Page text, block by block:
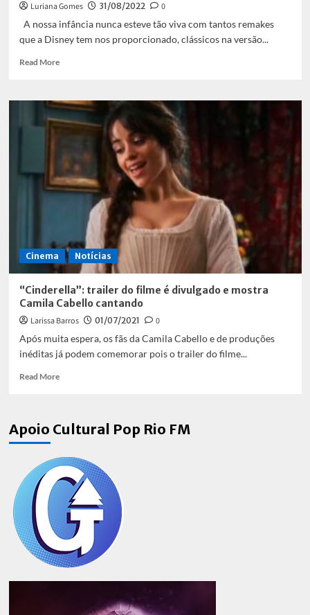
Luriana Gomes 31/08/2022
0
A nossa infância nunca esteve tão viva com tantos remakes
que a Disney tem nos proporcionado, clássicos na versão...
Read MoreRead
Pinóquio:
Disney
lança
action
cheio
de
nostalgia
Cinema Notícias
“Cinderella”: trailer do filme é divulgado e mostra
Camila Cabello cantando
Larissa Barros 01/07/2021
0
Após muita espera, os fãs da Camila Cabello e de produções
inéditas já podem comemorar pois o trailer do filme...
Read MoreRead
trailer
é
divulgado
mostra
Camila
Cabello
cantando
Apoio Cultural Pop Rio FM